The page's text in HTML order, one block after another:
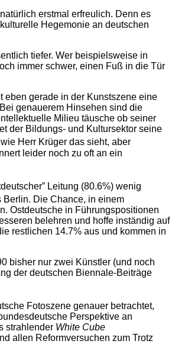
erstmal erfreulich. Denn es
Hegemonie an deutschen
tiefer. Wer beispielsweise in
immer schwer, einen Fuß in die Tür
eben gerade in der Kunstszene eine
genauerem Hinsehen sind die
Milieu täusche ob seiner
der Bildungs- und Kultursektor seine
Herr Krüger das sieht, aber
leider noch zu oft an ein
Leitung (80.6%) wenig
Berlin. Die Chance, in einem
Ostdeutsche in Führungspositionen
belehren und hoffe inständig auf
restlichen 14.7% aus und kommen in
bisher nur zwei Künstler (und noch
der deutschen Biennale-Beiträge
Fotoszene genauer betrachtet,
Perspektive an
strahlender White Cube
allen Reformversuchen zum Trotz